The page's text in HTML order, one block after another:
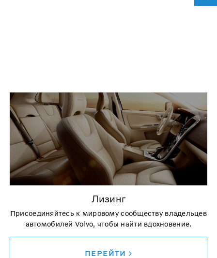
Лизинг
Присоединяйтесь к мировому сообществу владельцев
автомобилей Volvo, чтобы найти вдохновение.
ПЕРЕЙТИ